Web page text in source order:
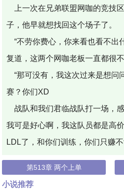
上一次在兄弟联盟网咖的竞技
子，他早就想找回这个场子了。
“不劳你费心，你来看也看不出
复道，这两个网咖老板一直都很不
“那可没有，我这次过来是想问
赛？你们XD
战队和我们君临战队打一场，
我可是好心啊，我这队员都是高
LDL了，和你们训练，你们只赚
第513章 两个上单
小说推荐